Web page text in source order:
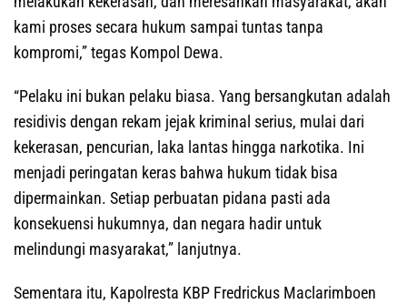
kami proses secara hukum sampai tuntas tanpa
kompromi,” tegas Kompol Dewa.
‎‎“Pelaku ini bukan pelaku biasa. Yang bersangkutan adalah
residivis dengan rekam jejak kriminal serius, mulai dari
kekerasan, pencurian, laka lantas hingga narkotika. Ini
menjadi peringatan keras bahwa hukum tidak bisa
dipermainkan. Setiap perbuatan pidana pasti ada
konsekuensi hukumnya, dan negara hadir untuk
melindungi masyarakat,” lanjutnya.
‎‎Sementara itu, Kapolresta KBP Fredrickus Maclarimboen